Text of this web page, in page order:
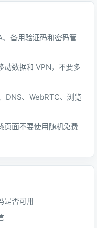
备用验证码和密码管
动数据和 VPN，不要多
DNS、WebRTC、浏览
页面不要使用随机免费
是否可用